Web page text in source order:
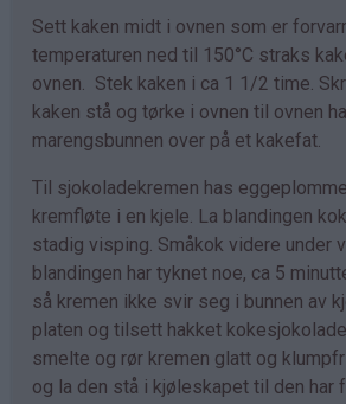
Sett kaken midt i ovnen som er
temperaturen ned til 150°C straks
ovnen. Stek kaken i ca 1 1/2 time.
kaken stå og tørke i ovnen til ovnen
marengsbunnen over på et kakefat.
Til sjokoladekremen has
kremfløte i en kjele. La blandingen
stadig visping. Småkok videre under
blandingen har tyknet noe, ca 5
så kremen ikke svir seg i bunnen av
platen og tilsett hakket
smelte og rør kremen glatt og
og la den stå i kjøleskapet til den har